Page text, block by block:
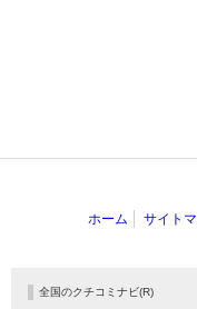
ホーム サイト
全国のクチコミナビ(R)